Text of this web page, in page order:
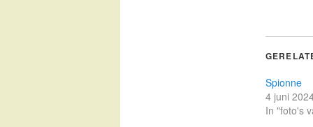
Spionne
4 juni
In "foto's